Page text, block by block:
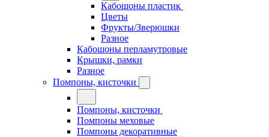
Кабошоны пластик
Цветы
Фрукты/Зверюшки
Разное
Кабошоны перламутровые
Крышки, рамки
Разное
Помпоны, кисточки
Помпоны, кисточки
Помпоны меховые
Помпоны декоративные